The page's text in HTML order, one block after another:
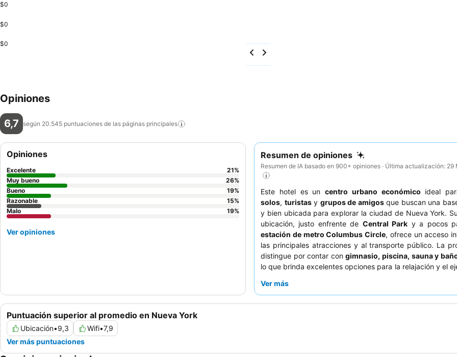
$0
$0
$0
Opiniones
6,7 según 20.545 puntuaciones de las páginas principales
Resumen de opiniones
Resumen de IA basado en 900+ opiniones · Última actualización: 29
Este hotel es uncentro urbano económico ideal
solos, turistasy grupos de amigosque buscan una
y bien ubicada para explorar la ciudad de Nueva York.
ubicación, justo enfrente de Central Park y a pocos
estación de metro Columbus Circle, ofrece un acceso
las principales atracciones y al transporte público. La
distingue por contar congimnasio, piscina, sauna y
lo que brinda excelentes opciones para la relajación y el
seguridad por su amabilidad y eficiencia
Ver más
Puntuación superior al promedio en Nueva York
Ubicación•9,3 Wifi•7,9
Ver más puntuaciones
Opiniones
Excelente 21%
Muy bueno
26%
Bueno
19%
Razonable
15%
Malo
19%
Ver opiniones